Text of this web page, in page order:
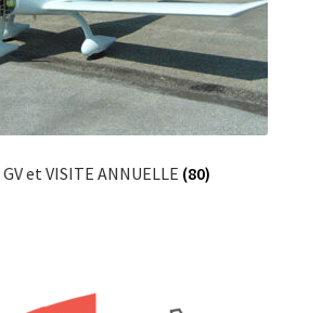
GV et VISITE ANNUELLE (80)